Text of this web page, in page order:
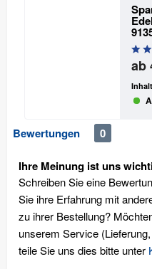
ab
Inhalt
Bewertungen 0
Ihre Meinung ist uns
Schreiben Sie eine
Sie ihre Erfahrung mit
zu ihrer Bestellung?
unserem Service
teile Sie uns dies bitte unter